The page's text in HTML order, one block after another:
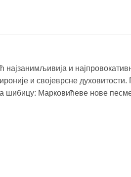
најзанимљивија и
и својеврсне
шибицу: Марковићеве нове